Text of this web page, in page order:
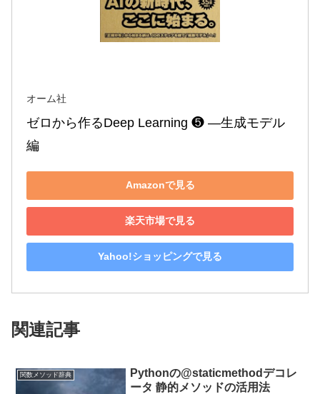
オーム社
ゼロから作るDeep Learning ❺ ―生成モデル
編
Amazonで見る
楽天市場で見る
Yahoo!ショッピングで見る
関連記事
関数メソッド辞典
Pythonの@staticmethodデコレ
ータ 静的メソッドの活用法